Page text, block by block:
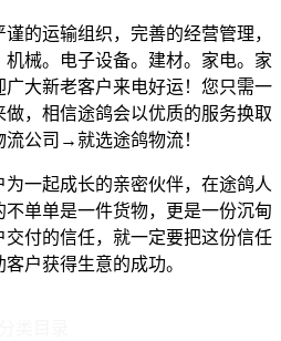
的运输组织，完善的经营管理，
械。电子设备。建材。家电。家
大新老客户来电好运！您只需一
，相信途鸽会以优质的服务换取
公司→就选途鸽物流！
一起成长的亲密伙伴，在途鸽人
单单是一件货物，更是一份沉甸
付的信任，就一定要把这份信任
户获得生意的成功。